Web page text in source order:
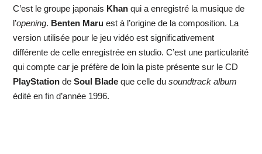
C’est le groupe japonais Khanqui a enregistré la musique de
l’opening. Benten Maruest à l’origine de la composition. La
version utilisée pour le jeu vidéo est significativement
différente de celle enregistrée en studio. C’est une particularité
qui compte car je préfère de loin la piste présente sur le CD
PlayStationde Soul Blade que celle du soundtrack album
édité en fin d’année 1996.